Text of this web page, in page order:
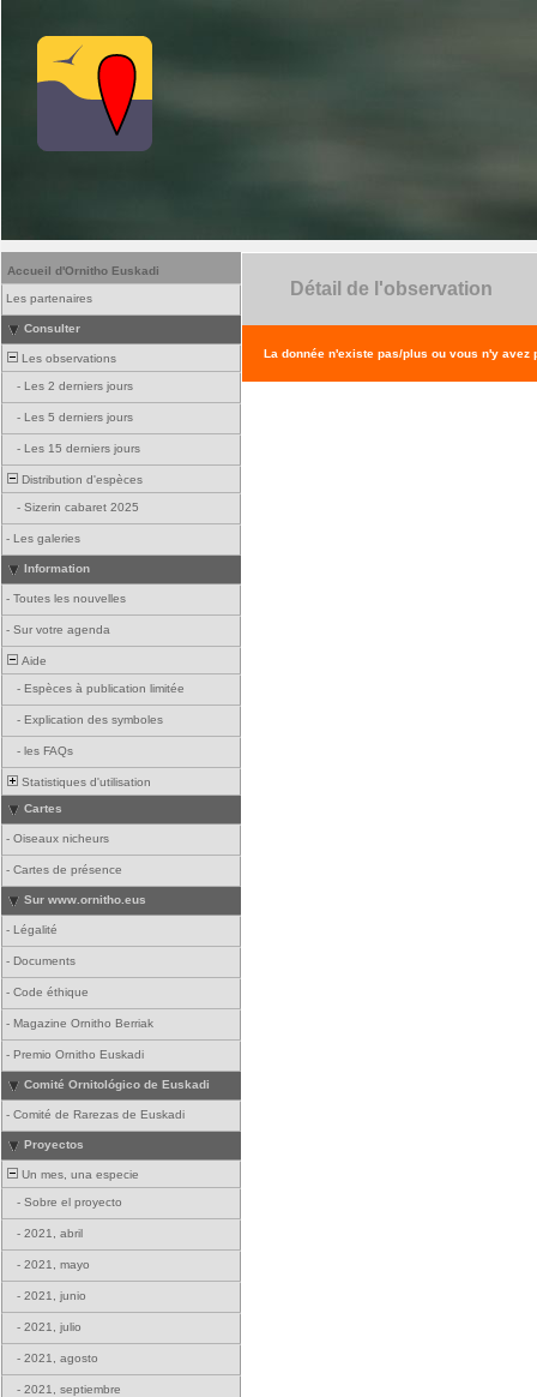
Accueil d'Ornitho Euskadi
Les partenaires
Consulter
Les observations
- Les 2 derniers jours
- Les 5 derniers jours
- Les 15 derniers jours
Distribution d'espèces
- Sizerin cabaret 2025
- Les galeries
Information
- Toutes les nouvelles
- Sur votre agenda
Aide
- Espèces à publication limitée
- Explication des symboles
- les FAQs
Statistiques d'utilisation
Cartes
- Oiseaux nicheurs
- Cartes de présence
Sur www.ornitho.eus
- Légalité
- Documents
- Code éthique
- Magazine Ornitho Berriak
- Premio Ornitho Euskadi
Comité Ornitológico de Euskadi
- Comité de Rarezas de Euskadi
Proyectos
Un mes, una especie
- Sobre el proyecto
- 2021, abril
- 2021, mayo
- 2021, junio
- 2021, julio
- 2021, agosto
- 2021, septiembre
Détail de l'observation
La donnée n'existe pas/plus ou vous n'y avez